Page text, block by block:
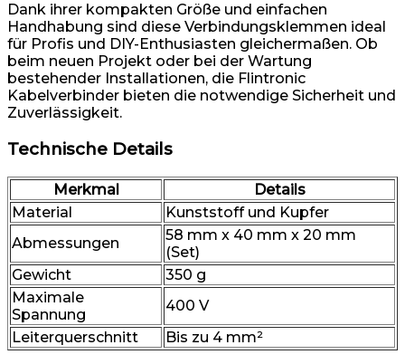
Dank ihrer kompakten Größe und einfachen
Handhabung sind diese Verbindungsklemmen ideal
für Profis und DIY-Enthusiasten gleichermaßen. Ob
beim neuen Projekt oder bei der Wartung
bestehender Installationen, die Flintronic
Kabelverbinder bieten die notwendige Sicherheit und
Zuverlässigkeit.
Technische Details
Merkmal
Details
Material
Kunststoff und Kupfer
Abmessungen
58 mm x 40 mm x 20 mm
(Set)
Gewicht
350 g
Maximale
Spannung
400 V
Leiterquerschnitt
Bis zu 4 mm²